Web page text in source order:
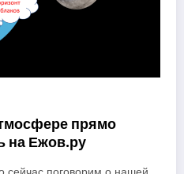
прямо
на Ежов.ру